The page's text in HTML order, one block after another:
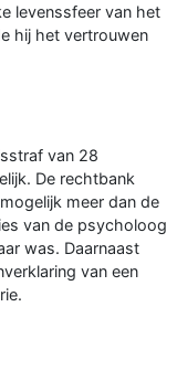
levenssfeer van het
hij het vertrouwen
van 28
De rechtbank
meer dan de
van de psycholoog
was. Daarnaast
van een